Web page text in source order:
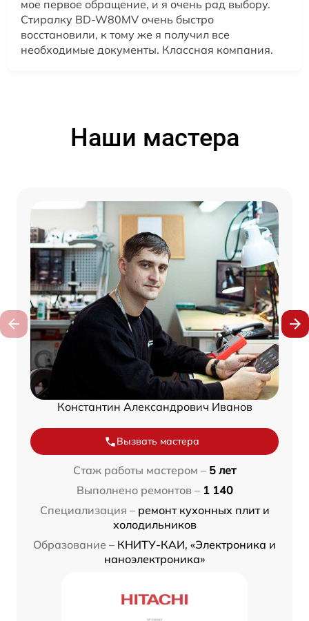
мое первое обращение, и я очень рад выбору.
Стиралку BD-W80MV очень быстро
восстановили, к тому же я получил все
необходимые документы. Классная компания.
Наши мастера
Константин Александрович Иванов
Вызвать мастера
Стаж работы мастером – 5 лет
Выполнено ремонтов – 1 140
Специализация – ремонт кухонных плит и
холодильников
Образование – КНИТУ-КАИ, «Электроника и
наноэлектроника»